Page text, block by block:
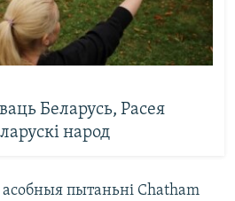
Беларусь, Расея
народ
пытаньні Chatham